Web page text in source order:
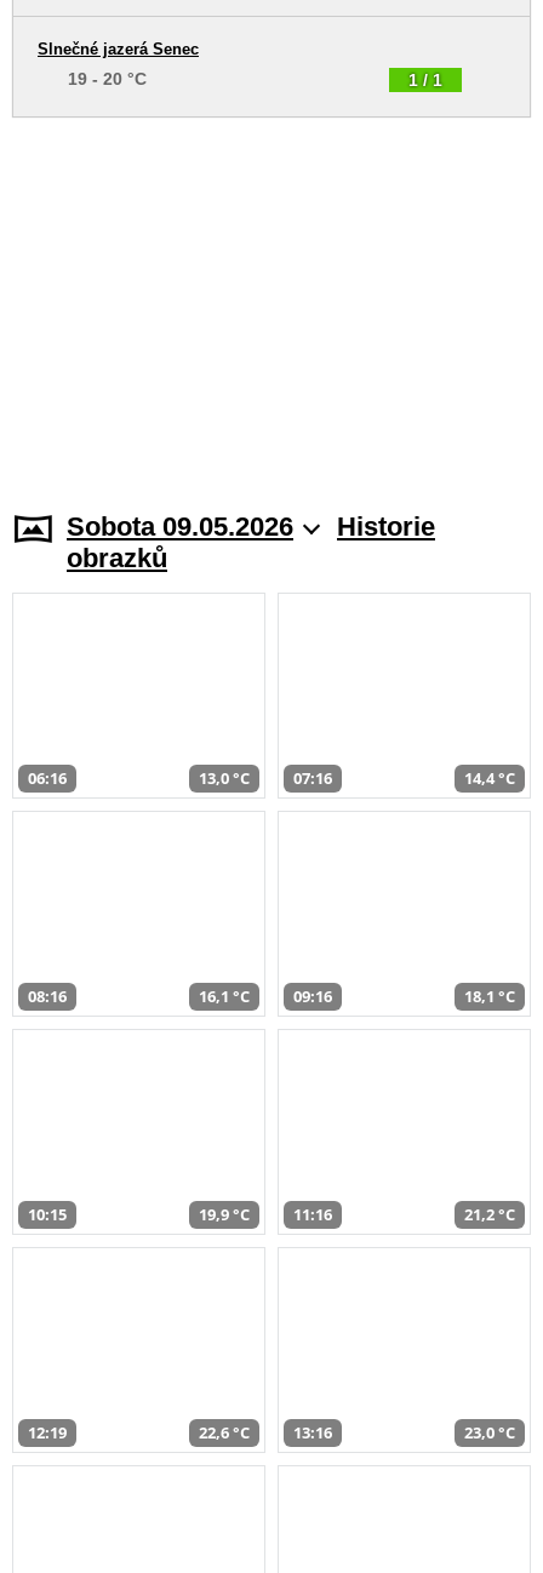
1 / 1
Slnečné jazerá Senec
19 - 20 °C
Sobota 09.05.2026
Historie
obrazků
06:16 13,0 °C 07:16 14,4 °C
08:16 16,1 °C 09:16 18,1 °C
10:15 19,9 °C 11:16 21,2 °C
12:19 22,6 °C 13:16 23,0 °C